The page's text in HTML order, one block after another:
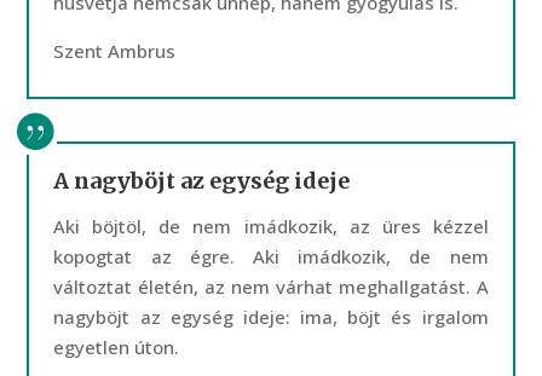
Szent Ambrus
A nagyböjt az egység ideje
Aki böjtöl, de nem imádkozik, az üres kézzel
kopogtat az égre. Aki imádkozik, de nem
változtat életén, az nem várhat meghallgatást. A
nagyböjt az egység ideje: ima, böjt és irgalom
egyetlen úton.